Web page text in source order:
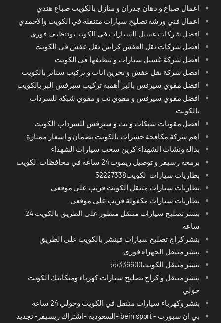
اعمال صباغ و دهان جدران و منازل بالكويت صباغ هندي
اعمال فني ورشة تصليح سيارات متنقلة في الكويت والاحمدي
افضل شركات غسيل السيارات في الكويت وتنظيف فوري
افضل شركات نقل العفش كراتين نقل عفش في الكويت
افضل شركة غسيل سيارات و تنظيفها في الكويت
افضل شركة نقل عفش و تخزين اثاث و تركيب ستائر بالكويت
افضل مقوي سيرفس بالبر أهمية تركيب سيرفس البر بالكويت
افضل مقوي سيرفس و مقوي نت و مقوي شبكة للسرداب
بالكويت
افضل مقويات شبكات و نت و سيرفس للسرداب الكويت
اهم شركة مكافحة حشرات بالكويت بضمان و اسعار ممتازة
بدالة ونشات الشهداء كرين سحب سيارات الشهداء
برمجة رسيفر و توصيل ريموت 24 ساعة في محافظات الكويت
بطاريات سيارات الكويت52227338
بطاريات سيارات متنقل الكويت قريب على موقعي
بطاريات سيارات مكفولة قريب على موقعي
بنشر تصليح سيارات متنقل متطور على الطريق بالكويت 24
ساعة
بنشر كراج تصليح سيارات فينشر بالكويت على الطريق
بنشر متنقل الجهراء فوري
بنشر متنقل الكويت55336600
بنشر متنقل و كراج تصليح سيارات كهرباء وميكانيك الكويت
حولي
بنشر وكهرباء سيارات متنقل في الكويت وحولي 24 ساعة
بي ان سبورت - bein sport -السعودية -اشتراك ريسيفر- تجديد